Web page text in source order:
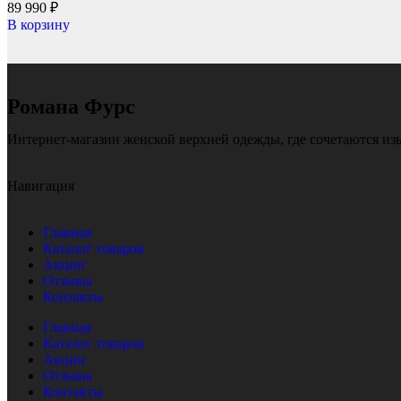
89 990 ₽
В корзину
Романа Фурс
Интернет-магазин женской верхней одежды, где сочетаются
Навигация
Главная
Каталог товаров
Акции
Отзывы
Контакты
Главная
Каталог товаров
Акции
Отзывы
Контакты